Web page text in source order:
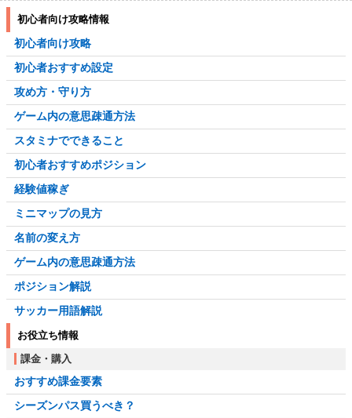
初心者向け攻略情報
初心者向け攻略
初心者おすすめ設定
攻め方・守り方
ゲーム内の意思疎通方法
スタミナでできること
初心者おすすめポジション
経験値稼ぎ
ミニマップの見方
名前の変え方
ゲーム内の意思疎通方法
ポジション解説
サッカー用語解説
お役立ち情報
課金・購入
おすすめ課金要素
シーズンパス買うべき？